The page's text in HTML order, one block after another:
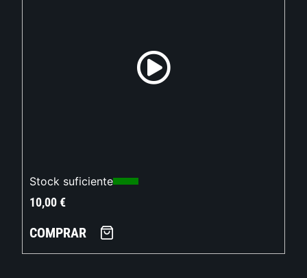
Stock suficiente
10,00€
COMPRAR